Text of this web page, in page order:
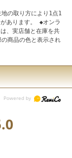
の取り方により1点1
あります。 ◆オンラ
、実店舗と在庫を共
商品の色と表示され